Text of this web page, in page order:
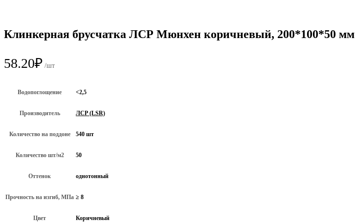
Клинкерная брусчатка ЛСР Мюнхен коричневый, 200*100*50 мм
58.20₽ /шт
Водопоглощение <2,5
Производитель ЛСР (LSR)
Количество на поддоне 540 шт
Количество шт/м2 50
Оттенок однотонный
Прочность на изгиб, МПа ≥ 8
Цвет Коричневый